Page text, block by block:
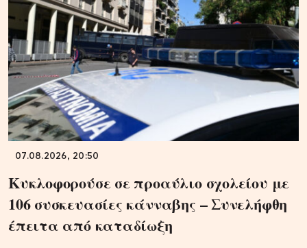
07.08.2026, 20:50
Κυκλοφορούσε σε προαύλιο σχολείου με
106 συσκευασίες κάνναβης – Συνελήφθη
έπειτα από καταδίωξη